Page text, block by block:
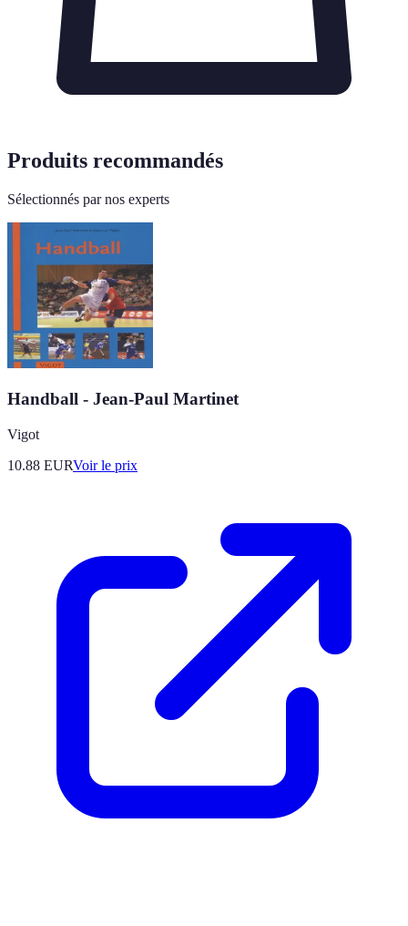
Produits recommandés
Sélectionnés par nos experts
Handball - Jean-Paul Martinet
Vigot
10.88 EURVoir le prix